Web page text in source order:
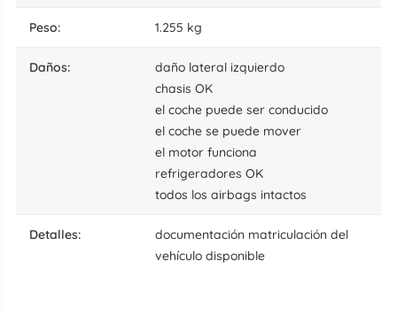
peso: 1.255 kg
daños:
daño lateral izquierdo
chasis OK
el coche puede ser conducido
el coche se puede mover
el motor funciona
refrigeradores OK
todos los airbags intactos
detalles:
documentación matriculación del
vehículo disponible